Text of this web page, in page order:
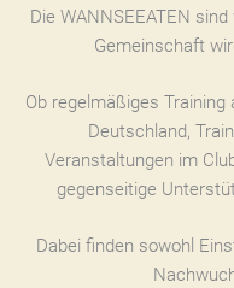
Die WANNSEEATEN
Gemeinschaft
Ob regelmäßiges
Deutschland,
Veranstaltungen im
gegenseitige
Dabei finden sowohl